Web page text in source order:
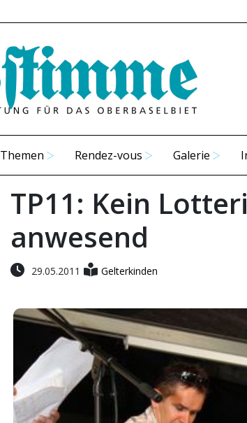
Themen Rendez-vous Galerie
TP11: Kein
anwesend
29.05.2011 Gelterkinden